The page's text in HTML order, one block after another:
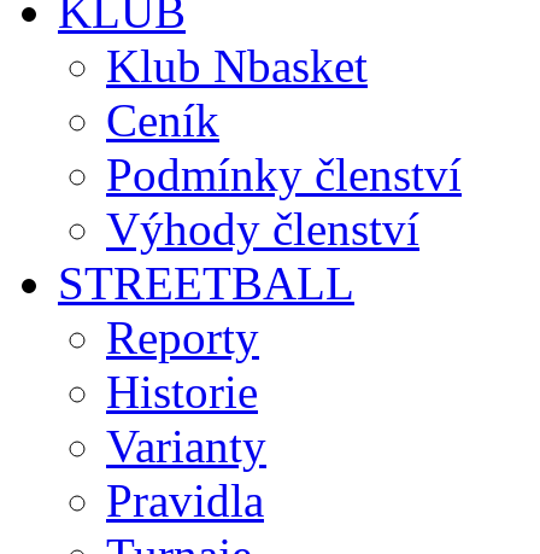
KLUB
Klub Nbasket
Ceník
Podmínky členství
Výhody členství
STREETBALL
Reporty
Historie
Varianty
Pravidla